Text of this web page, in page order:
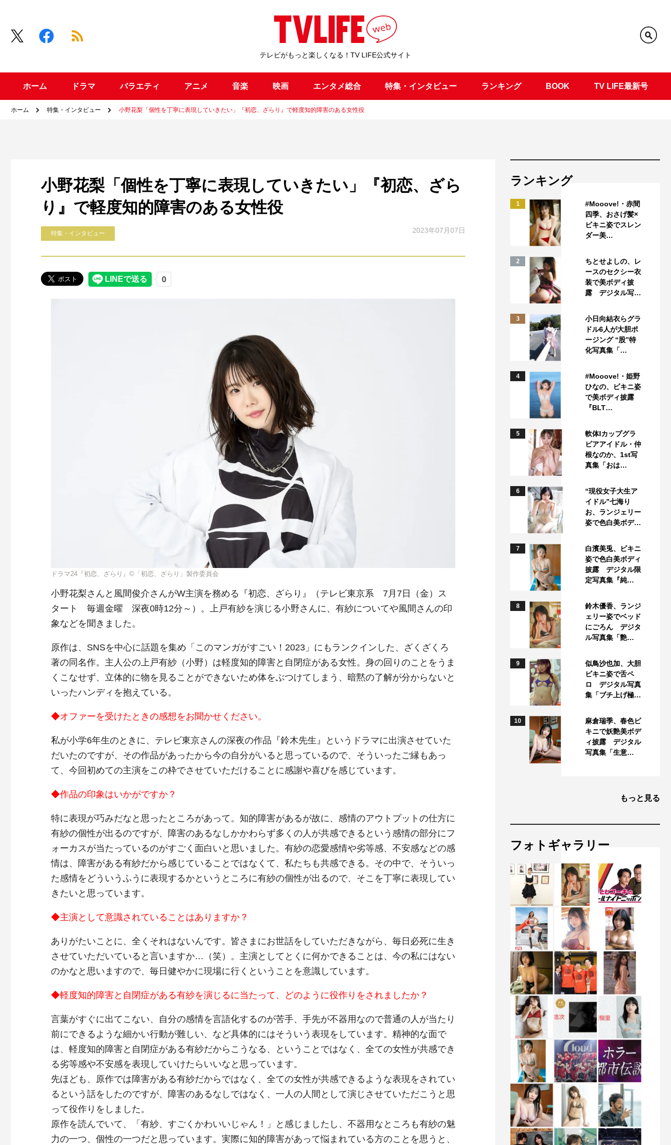
テレビがもっと楽しくなる！TV LIFE公式サイト
ホーム ドラマ バラエティ アニメ 音楽 映画 エンタメ総合 特集・インタビュー ランキング BOOK TV LIFE最新号
ホーム 特集・インタビュー 小野花梨「個性を丁寧に表現していきたい」『初恋、ざらり』で軽度知的障害のある女性役
小野花梨「個性を丁寧に表現していきたい」『初恋、ざら
り』で軽度知的障害のある女性役
特集・インタビュー 2023年07月07日
ドラマ24『初恋、ざらり』©︎「初恋、ざらり」製作委員会
小野花梨さんと風間俊介さんがW主演を務める『初恋、ざらり』（テレビ東京系 7月7日（金）ス
タート 毎週金曜 深夜0時12分～）。上戸有紗を演じる小野さんに、有紗についてや風間さんの印
象などを聞きました。
原作は、SNSを中心に話題を集め「このマンガがすごい！2023」にもランクインした、ざくざくろ
著の同名作。主人公の上戸有紗（小野）は軽度知的障害と自閉症がある女性。身の回りのことをうま
くこなせず、立体的に物を見ることができないため体をぶつけてしまう、暗黙の了解が分からないと
いったハンディを抱えている。
◆オファーを受けたときの感想をお聞かせください。
私が小学6年生のときに、テレビ東京さんの深夜の作品『鈴木先生』というドラマに出演させていた
だいたのですが、その作品があったから今の自分がいると思っているので、そういったご縁もあっ
て、今回初めての主演をこの枠でさせていただけることに感謝や喜びを感じています。
◆作品の印象はいかがですか？
特に表現が巧みだなと思ったところがあって。知的障害があるが故に、感情のアウトプットの仕方に
有紗の個性が出るのですが、障害のあるなしかかわらず多くの人が共感できるという感情の部分にフ
ォーカスが当たっているのがすごく面白いと思いました。有紗の恋愛感情や劣等感、不安感などの感
情は、障害がある有紗だから感じていることではなくて、私たちも共感できる。その中で、そういっ
た感情をどういうふうに表現するかというところに有紗の個性が出るので、そこを丁寧に表現してい
きたいと思っています。
◆主演として意識されていることはありますか？
ありがたいことに、全くそれはないんです。皆さまにお世話をしていただきながら、毎日必死に生き
させていただいていると言いますか…（笑）。主演としてとくに何かできることは、今の私にはない
のかなと思いますので、毎日健やかに現場に行くということを意識しています。
◆軽度知的障害と自閉症がある有紗を演じるに当たって、どのように役作りをされましたか？
言葉がすぐに出てこない、自分の感情を言語化するのが苦手、手先が不器用なので普通の人が当たり
前にできるような細かい行動が難しい、など具体的にはそういう表現をしています。精神的な面で
は、軽度知的障害と自閉症がある有紗だからこうなる、ということではなく、全ての女性が共感でき
る劣等感や不安感を表現していけたらいいなと思っています。
先ほども、原作では障害がある有紗だからではなく、全ての女性が共感できるような表現をされてい
るという話をしたのですが、障害のあるなしではなく、一人の人間として演じさせていただこうと思
って役作りをしました。
原作を読んでいて、「有紗、すごくかわいいじゃん！」と感じましたし、不器用なところも有紗の魅
力の一つ、個性の一つだと思っています。実際に知的障害があって悩まれている方のことを思うと、
ランキング
1
#Mooove!・赤間
四季、おさげ髪×
ビキニ姿でスレン
ダー美…
2
ちとせよしの、レ
ースのセクシー衣
装で美ボディ披
露 デジタル写…
3
小日向結衣らグラ
ドル6人が大胆ポ
ージング “股”特
化写真集「…
4
#Mooove!・姫野
ひなの、ビキニ姿
で美ボディ披露
『BLT…
5
軟体Iカップグラ
ビアアイドル・仲
根なのか、1st写
真集「おは…
6
“現役女子大生ア
イドル”七海り
お、ランジェリー
姿で色白美ボデ…
7
白濱美兎、ビキニ
姿で色白美ボディ
披露 デジタル限
定写真集『純…
8
鈴木優香、ランジ
ェリー姿でベッド
にごろん デジタ
ル写真集「艶…
9
似鳥沙也加、大胆
ビキニ姿で舌ペ
ロ デジタル写真
集「ブチ上げ極…
10
麻倉瑞季、春色ビ
キニで妖艶美ボデ
ィ披露 デジタル
写真集「生意…
もっと見る
フォトギャラリー